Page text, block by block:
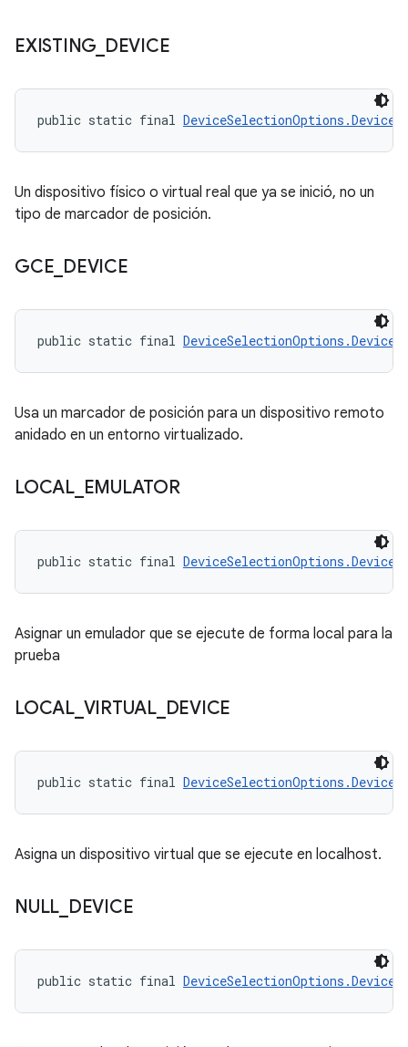
EXISTING DEVICE
public static final
Un dispositivo físico o virtual real que ya se inició, no un
tipo de marcador de posición.
GCE DEVICE
public static final
Usa un marcador de posición para un dispositivo remoto
anidado en un entorno virtualizado.
LOCAL_ EMULATOR
public static final
Asignar un emulador que se ejecute de forma local para la
prueba
LOCAL_ VIRTUAL_ DEVICE
public static final
Asigna un dispositivo virtual que se ejecute en localhost.
NULL DEVICE
public static final